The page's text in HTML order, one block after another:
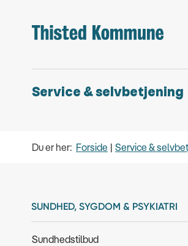
Service & selvbetjening
Du er her: Forside Service &
SUNDHED, SYGDOM & PSYKIATRI
Sundhedstilbud